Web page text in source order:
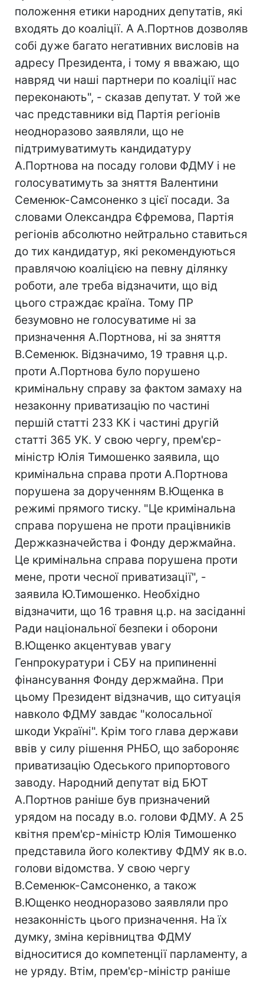
положення етики народних депутатів, які
входять до коаліції. А А.Портнов дозволяв
собі дуже багато негативних висловів на
адресу Президента, і тому я вважаю, що
навряд чи наші партнери по коаліції нас
переконають", - сказав депутат. У той же
час представники від Партія регіонів
неодноразово заявляли, що не
підтримуватимуть кандидатуру
А.Портнова на посаду голови ФДМУ і не
голосуватимуть за зняття Валентини
Семенюк-Самсоненко з цієї посади. За
словами Олександра Єфремова, Партія
регіонів абсолютно нейтрально ставиться
до тих кандидатур, які рекомендуються
правлячою коаліцією на певну ділянку
роботи, але треба відзначити, що від
цього страждає країна. Тому ПР
безумовно не голосуватиме ні за
призначення А.Портнова, ні за зняття
В.Семенюк. Відзначимо, 19 травня ц.р.
проти А.Портнова було порушено
кримінальну справу за фактом замаху на
незаконну приватизацію по частині
першій статті 233 КК і частині другій
статті 365 УК. У свою чергу, прем'єр-
міністр Юлія Тимошенко заявила, що
кримінальна справа проти А.Портнова
порушена за дорученням В.Ющенка в
режимі прямого тиску. "Це кримінальна
справа порушена не проти працівників
Держказначейства і Фонду держмайна.
Це кримінальна справа порушена проти
мене, проти чесної приватизації", -
заявила Ю.Тимошенко. Необхідно
відзначити, що 16 травня ц.р. на засіданні
Ради національної безпеки і оборони
В.Ющенко акцентував увагу
Генпрокуратури і СБУ на припиненні
фінансування Фонду держмайна. При
цьому Президент відзначив, що ситуація
навколо ФДМУ завдає "колосальної
шкоди Україні". Крім того глава держави
ввів у силу рішення РНБО, що забороняє
приватизацію Одеського припортового
заводу. Народний депутат від БЮТ
А.Портнов раніше був призначений
урядом на посаду в.о. голови ФДМУ. А 25
квітня прем'єр-міністр Юлія Тимошенко
представила його колективу ФДМУ як в.о.
голови відомства. У свою чергу
В.Семенюк-Самсоненко, а також
В.Ющенко неодноразово заявляли про
незаконність цього призначення. На їх
думку, зміна керівництва ФДМУ
відноситися до компетенції парламенту, а
не уряду. Втім, прем'єр-міністр раніше